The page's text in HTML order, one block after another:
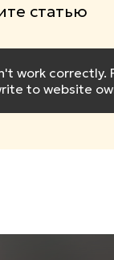
статью
work correctly.
to website